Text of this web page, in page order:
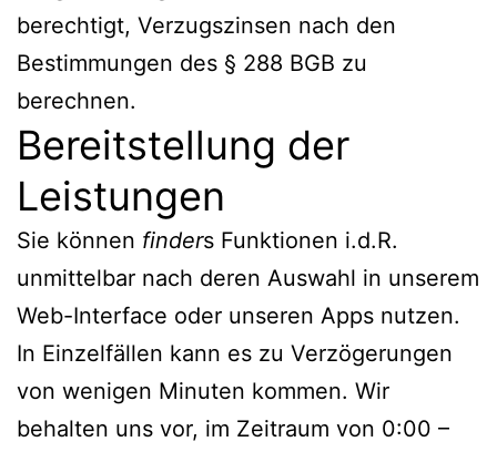
berechtigt, Verzugszinsen nach den
Bestimmungen des § 288 BGB zu
berechnen.
Bereitstellung der
Leistungen
Sie können finders Funktionen i.d.R.
unmittelbar nach deren Auswahl in unserem
Web-Interface oder unseren Apps nutzen.
In Einzelfällen kann es zu Verzögerungen
von wenigen Minuten kommen. Wir
behalten uns vor, im Zeitraum von 0:00 –